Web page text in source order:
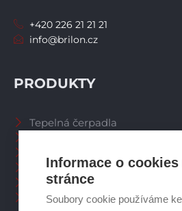
Informace o
stránce
Soubory cookie používáme
PRODUKTY
Tepelná čerpadla
Spalinové systémy
Plynové kotle
Ostatní příslušenství
+420 226 21 21 21
info@brilon.cz